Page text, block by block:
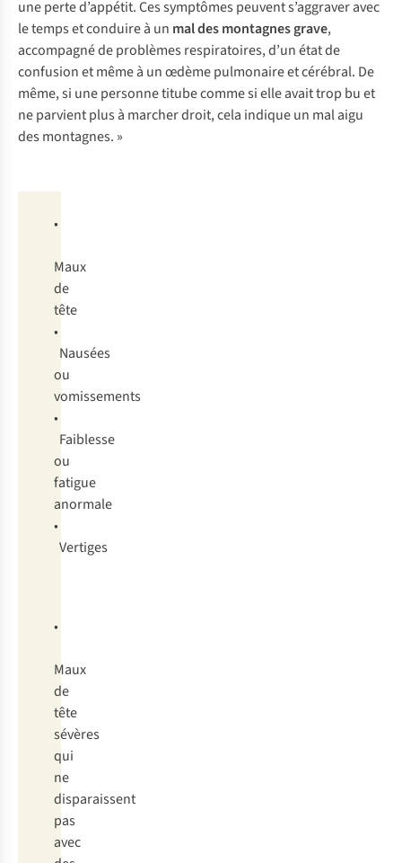
une perte d’appétit. Ces symptômes peuvent s’aggraver avec
le temps et conduire à un mal des montagnes grave,
accompagné de problèmes respiratoires, d’un état de
confusion et même à un œdème pulmonaire et cérébral. De
même, si une personne titube comme si elle avait trop bu et
ne parvient plus à marcher droit, cela indique un mal aigu
des montagnes. »
Symptômes
mal
aigu
des
montagnes
•
Maux
de
tête
•
Nausées
ou
vomissements
•
Faiblesse
ou
fatigue
anormale
•
Vertiges
Symptômes
mal
des
montagnes
grave
•
Maux
de
tête
sévères
qui
ne
disparaissent
pas
avec